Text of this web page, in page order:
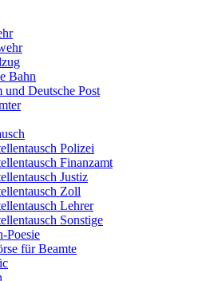
Bahn
und Deutsche Post
Polizei
Finanzamt
Justiz
Zoll
Lehrer
Sonstige
Poesie
für Beamte